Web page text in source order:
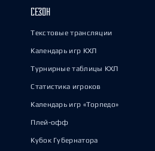
СЕЗОН
Текстовые трансляции
Календарь игр КХЛ
Турнирные таблицы КХЛ
Статистика игроков
Календарь игр «Торпедо»
Плей-офф
Кубок Губернатора